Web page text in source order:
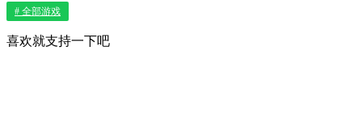
# 全部游戏
喜欢就支持一下吧